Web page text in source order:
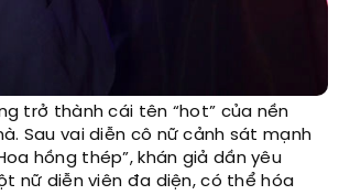
trở thành cái tên “hot” của nền
Sau vai diễn cô nữ cảnh sát mạnh
hồng thép”, khán giả dần yêu
nữ diễn viên đa diện, có thể hóa